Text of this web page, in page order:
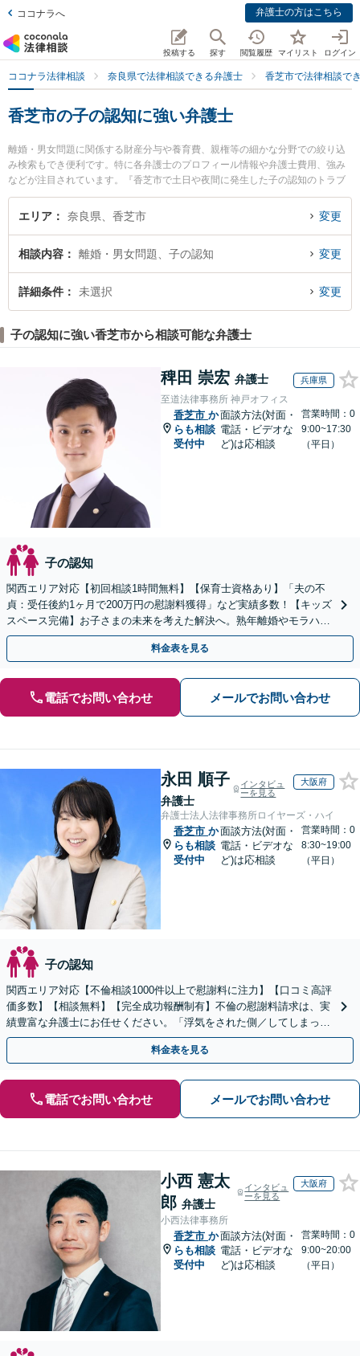
ココナラへ 弁護士の方はこちら
投稿する 探す 閲覧履歴 マイリスト ログイン
ココナラ法律相談 奈良県で法律相談できる弁護士 香芝市で法律相談で
香芝市の子の認知に強い弁護士
離婚・男女問題に関係する財産分与や養育費、親権等の細かな分野での絞り込
み検索もでき便利です。特に各弁護士のプロフィール情報や弁護士費用、強み
などが注目されています。『香芝市で土日や夜間に発生した子の認知のトラブ
ルを今すぐに弁護士に相談したい』『子の認知のトラブル解決の実績豊富な近
くの弁護士を検索したい』『初回相談無料で子の認知を法律相談できる香芝市
エリア 奈良県、香芝市 変更
相談内容 離婚・男女問題、子の認知 変更
詳細条件 未選択 変更
子の認知に強い香芝市から相談可能な弁護士
稗田 崇宏 弁護士 兵庫県
至道法律事務所 神戸オフィス
香芝市 か
らも相談
受付中
面談方法(対面・
電話・ビデオな
ど)は応相談
営業時間：0
9:00~17:30
（平日）
子の認知
関西エリア対応【初回相談1時間無料】【保育士資格あり】「夫の不
貞：受任後約1ヶ月で200万円の慰謝料獲得」など実績多数！【キッズ
スペース完備】お子さまの未来を考えた解決へ。熟年離婚やモラハラ
のご相談多数【Web面談・電話相談・夜間相談OK】
料金表を見る
電話でお問い合わせ メールでお問い合わせ
永田 順子
弁護士
インタビュ
ーを見る
大阪府
弁護士法人法律事務所ロイヤーズ・ハイ
香芝市 か
らも相談
受付中
面談方法(対面・
電話・ビデオな
ど)は応相談
営業時間：0
8:30~19:00
（平日）
子の認知
関西エリア対応【不倫相談1000件以上で慰謝料に注力】【口コミ高評
価多数】【相談無料】【完全成功報酬制有】不倫の慰謝料請求は、実
績豊富な弁護士にお任せください。「浮気をされた側／してしまった
側両方対応」人情派弁護士！
料金表を見る
電話でお問い合わせ メールでお問い合わせ
小西 憲太
郎 弁護士
インタビュ
ーを見る
大阪府
小西法律事務所
香芝市 か
らも相談
受付中
面談方法(対面・
電話・ビデオな
ど)は応相談
営業時間：0
9:00~20:00
（平日）